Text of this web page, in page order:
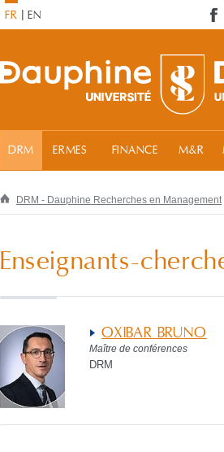
FR EN
DRM ERMES FINANCE M&R
DRM - Dauphine Recherches en Management
Enseignants-
OXIBAR BRUNO
Maître de conférences
DRM